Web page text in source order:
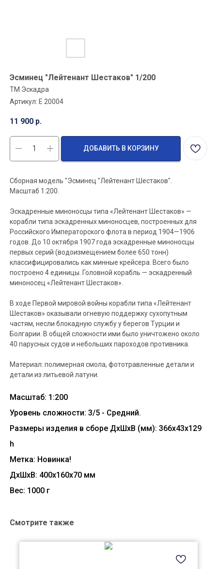
Эсминец "Лейтенант Шестаков" 1/200
ТМ Эскадра
Артикул: E 20004
11 900 р.
ДОБАВИТЬ В КОРЗИНУ
Сборная модель "Эсминец "Лейтенант Шестаков".
Масштаб 1:200.
Эскадренные миноносцы типа «Лейтенант Шестаков» —
корабли типа эскадренных миноносцев, построенных для
Российского Императорского флота в период 1904—1906
годов. До 10 октября 1907 года эскадренные миноносцы
первых серий (водоизмещением более 650 тонн)
классифицировались как минные крейсера. Всего было
построено 4 единицы. Головной корабль — эскадренный
миноносец «Лейтенант Шестаков».
В ходе Первой мировой войны корабли типа «Лейтенант
Шестаков» оказывали огневую поддержку сухопутным
частям, несли блокадную службу у берегов Турции и
Болгарии. В общей сложности ими было уничтожено около
40 парусных судов и небольших пароходов противника.
Материал: полимерная смола, фототравленные детали и
детали из литьевой латуни.
Масштаб: 1:200
Уровень сложности: 3/5 - Средний.
Размеры изделия в сборе ДхШхВ (мм): 366х43х129
h
Метка: Новинка!
ДxШxВ: 400x160x70 мм
Вес: 1000 г
Смотрите также